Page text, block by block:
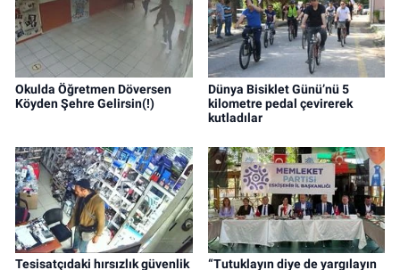
Okulda Öğretmen Döversen
Köyden Şehre Gelirsin(!)
Dünya Bisiklet Günü’nü 5
kilometre pedal çevirerek
kutladılar
Tesisatçıdaki hırsızlık güvenlik
“Tutuklayın diye de yargılayın